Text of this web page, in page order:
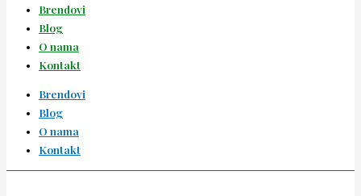
Brendovi
Blog
O nama
Kontakt
Brendovi
Blog
O nama
Kontakt